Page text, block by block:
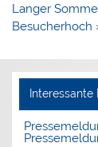
Langer
Besucherhoch
Interessante